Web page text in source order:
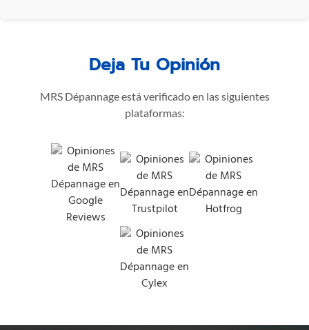
Deja Tu Opinión
MRS Dépannage está verificado en las siguientes
plataformas: